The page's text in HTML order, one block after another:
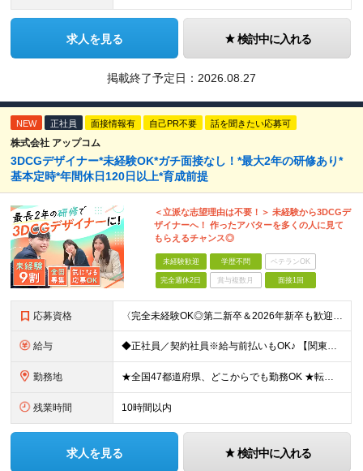
求人を見る 検討中に入れる
掲載終了予定日： 2026.08.27
NEW 正社員 面接情報有 自己PR不要 話を聞きたい応募可
株式会社 アップコム
3DCGデザイナー*未経験OK*ガチ面接なし！*最大2年の研修あり*
基本定時*年間休日120日以上*育成前提
＜立派な志望理由は不要！＞ 未経験から3DCGデ
ザイナーへ！ 作ったアバターを多くの人に見て
もらえるチャンス◎
未経験歓迎 学歴不問 ベテランOK
完全週休2日 賞与複数月 面接1回
応募資格 〈完全未経験OK◎第二新卒＆2026年新卒も歓迎します！〉 ☆「VtubeやVRChatが気になる！」の志望動機でOK ☆社会人デビューOK／学歴・経歴不問 未経験スタート前提のポテンシャル採用。
給与 ◆正社員／契約社員※給与前払いもOK♪ 【関東（一都三県）】 月給25万円～ ※固定残業代（月20時間分／月3万2383円）を含む。超過分は別途支給。 ※試用期間中の給与は月給23万円～ 【関東（北
勤務地 ★全国47都道府県、どこからでも勤務OK ★転勤なし！腰を据えて活躍◎ ★マイカー通勤OK（拠点による） ★業務に慣れたら、ゆくゆくはリモート併用やフルリモートも可能 全国のお客様先にて勤務していた
残業時間 10時間以内
求人を見る 検討中に入れる